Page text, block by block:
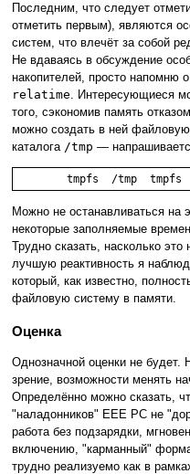
Последним, что следует
отметить первым), являются
систем, что влечёт за собой
Не вдаваясь в обсуждение
накопителей, просто напомню
relatime. Интересующиеся
того, сэкономив память
можно создать в ней
каталога /tmp —
tmpfs  /tmp  tmpfs
Можно не останавливаться на
некоторые заполняемые
Трудно сказать, насколько
лучшую реактивность я
который, как известно,
файловую систему в памяти.
Оценка
Однозначной оценки не будет.
зрение, возможности менять
Определённо можно сказать,
"наладонников" EEE PC не
работа без подзарядки,
включению, "карманный"
трудно реализуемо как в